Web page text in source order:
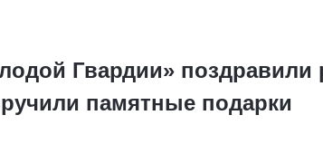
Гвардии»
памятные подарки